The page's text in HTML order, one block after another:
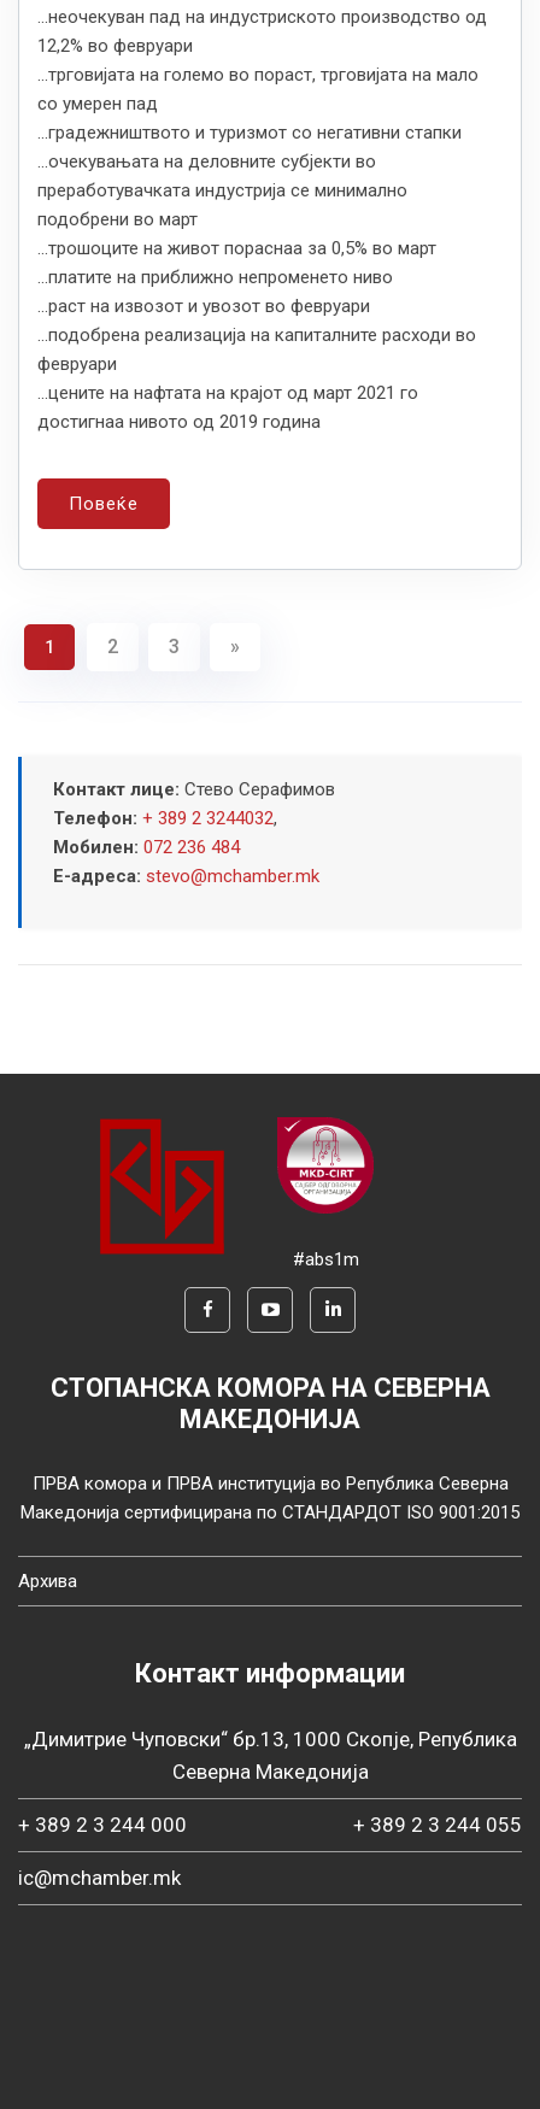
...неочекуван пад на индустриското производство од
12,2% во февруари
...трговијата на големо во пораст, трговијата на мало
со умерен пад
...градежништвото и туризмот со негативни стапки
...очекувањата на деловните субјекти во
преработувачката индустрија се минимално
подобрени во март
...трошоците на живот пораснаа за 0,5% во март
...платите на приближно непроменето ниво
...раст на извозот и увозот во февруари
...подобрена реализација на капиталните расходи во
февруари
...цените на нафтата на крајот од март 2021 го
достигнаа нивото од 2019 година
Повеќе
1 2 3 »
Контакт лице: Стево Серафимов
Телефон: + 389 2 3244032,
Мобилен: 072 236 484
Е-адреса: stevo@mchamber.mk
#abs1m
СТОПАНСКА КОМОРА НА СЕВЕРНА
МАКЕДОНИЈА
ПРВА комора и ПРВА институција во Република Северна
Македонија сертифицирана по СТАНДАРДОТ ISO 9001:2015
Архива
Контакт информации
„Димитрие Чуповски“ бр.13, 1000 Скопје, Република
Северна Македонија
+ 389 2 3 244 000 + 389 2 3 244 055
ic@mchamber.mk